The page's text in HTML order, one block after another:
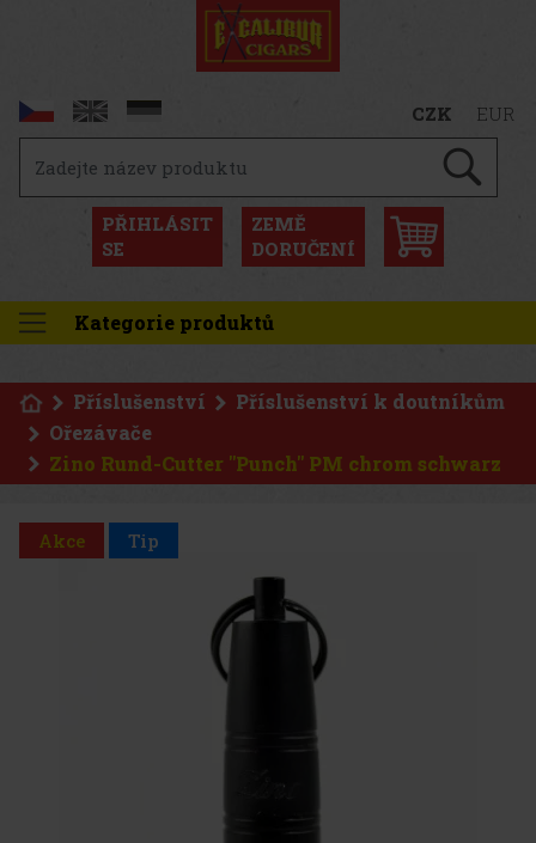
CZK EUR
PŘIHLÁSIT
SE
ZEMĚ
DORUČENÍ
Kategorie produktů
Příslušenství
Příslušenství k doutníkům
Ořezávače
Zino Rund-Cutter "Punch" PM chrom schwarz
Akce Tip